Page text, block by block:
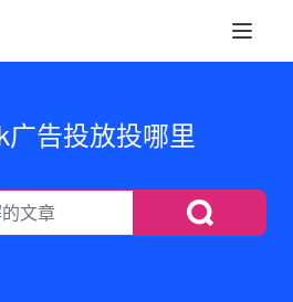
广告投放投哪里